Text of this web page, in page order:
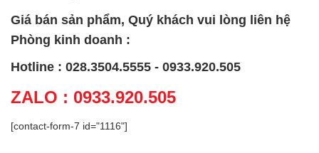
Giá bán sản phẩm, Quý khách vui lòng liên hệ
Phòng kinh doanh :
Hotline : 028.3504.5555 - 0933.920.505
ZALO : 0933.920.505
[contact-form-7 id="1116"]